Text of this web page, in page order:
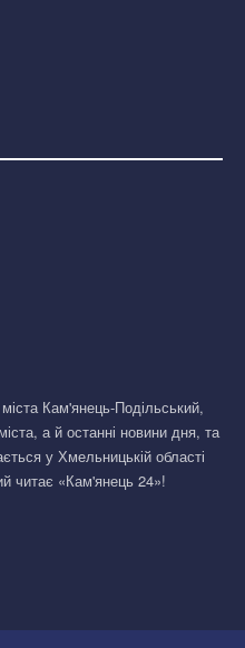
Кам'янець-Подільський,
а й останні новини дня, та
у Хмельницькій області
читає «Кам'янець 24»!